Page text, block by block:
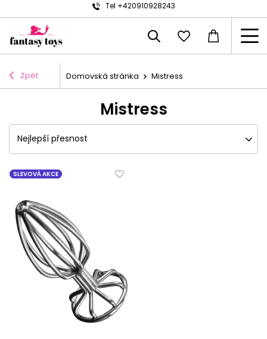
Tel +420910928243
Zpět Domovská stránka Mistress
Mistress
Nejlepší přesnost
SLEVOVÁ AKCE